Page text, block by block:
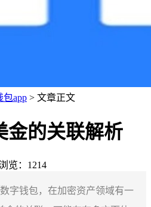
包app > 文章正文
金的关联解析
浏览：1214
字钱包，在加密资产领域有一